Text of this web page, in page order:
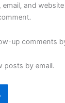
email, and
up comments
posts by email.